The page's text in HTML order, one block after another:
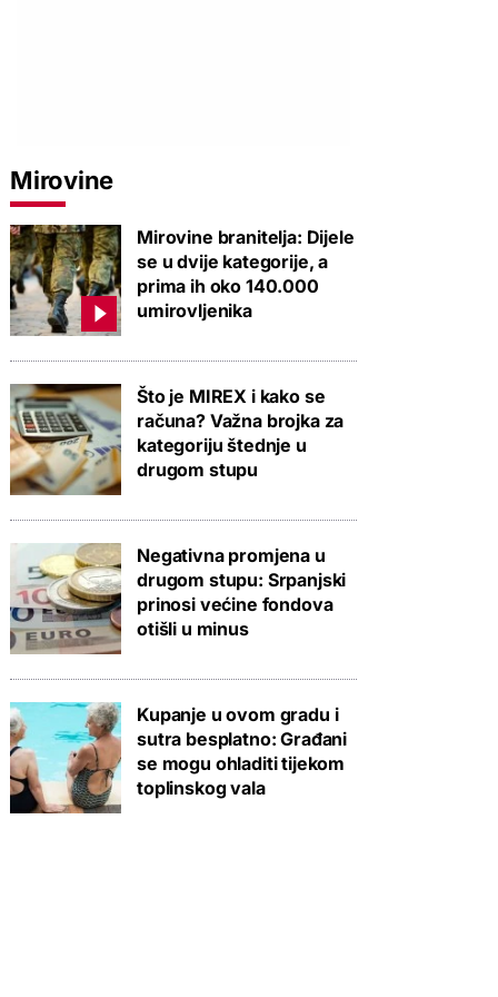
Mirovine
Mirovine branitelja: Dijele
se u dvije kategorije, a
prima ih oko 140.000
umirovljenika
Što je MIREX i kako se
računa? Važna brojka za
kategoriju štednje u
drugom stupu
Negativna promjena u
drugom stupu: Srpanjski
prinosi većine fondova
otišli u minus
Kupanje u ovom gradu i
sutra besplatno: Građani
se mogu ohladiti tijekom
toplinskog vala